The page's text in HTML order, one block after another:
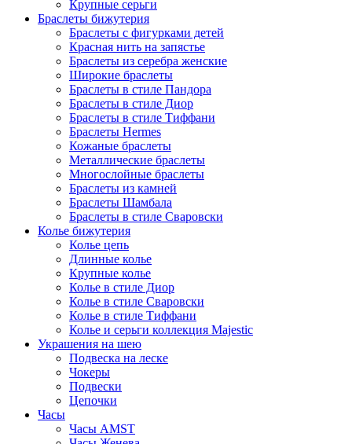
Крупные серьги
Браслеты бижутерия
Браслеты с фигурками детей
Красная нить на запястье
Браслеты из серебра женские
Широкие браслеты
Браслеты в стиле Пандора
Браслеты в стиле Диор
Браслеты в стиле Тиффани
Браслеты Hermes
Кожаные браслеты
Металлические браслеты
Многослойные браслеты
Браслеты из камней
Браслеты Шамбала
Браслеты в стиле Сваровски
Колье бижутерия
Колье цепь
Длинные колье
Крупные колье
Колье в стиле Диор
Колье в стиле Сваровски
Колье в стиле Тиффани
Колье и серьги коллекция Majestic
Украшения на шею
Подвеска на леске
Чокеры
Подвески
Цепочки
Часы
Часы AMST